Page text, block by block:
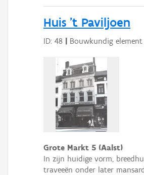
Huis 't Paviljoen
ID: 48 | Bouwkundig element
Grote Markt 5 (Aalst)
In zijn huidige vorm,
traveeën onder later